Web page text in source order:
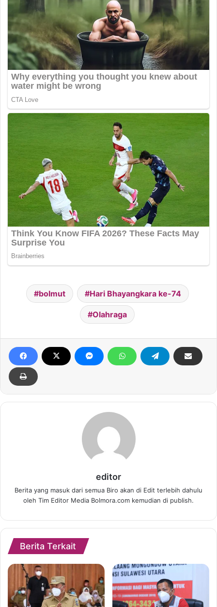
bolmut Hari Bhayangkara ke-74
Olahraga
editor
Berita yang masuk dari semua Biro akan di Edit terlebih dahulu
oleh Tim Editor Media Bolmora.com kemudian di publish.
Berita Terkait